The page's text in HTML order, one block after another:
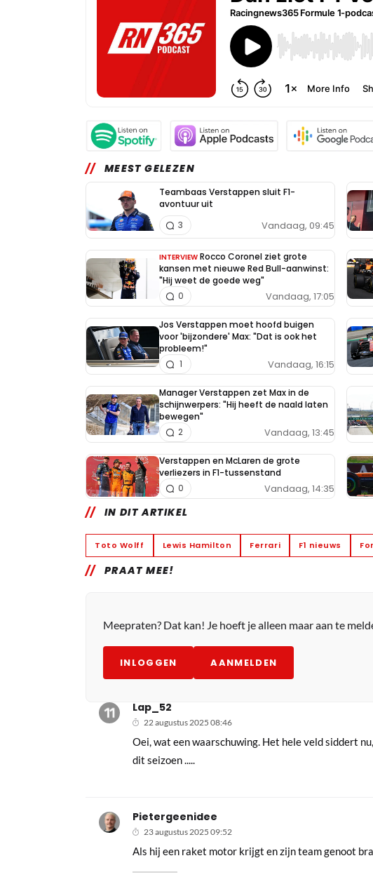
MEEST GELEZEN
Teambaas Verstappen sluit F1-
avontuur uit
Vandaag, 09:45
3
INTERVIEW Rocco Coronel ziet grote
kansen met nieuwe Red Bull-aanwinst:
"Hij weet de goede weg"
Vandaag, 17:05
0
Jos Verstappen moet hoofd buigen
voor 'bijzondere' Max: "Dat is ook het
probleem!"
Vandaag, 16:15
1
Manager Verstappen zet Max in de
schijnwerpers: "Hij heeft de naald laten
bewegen"
Vandaag, 13:45
2
Verstappen en McLaren de grote
verliezers in F1-tussenstand
Vandaag, 14:35
0
IN DIT ARTIKEL
Toto Wolff Lewis Hamilton Ferrari F1 nieuws
PRAAT MEE!
Meepraten? Dat kan! Je hoeft je alleen maar aan te
INLOGGEN AANMELDEN
Lap_52
22 augustus 2025 08:46
Oei, wat een waarschuwing. Het hele veld siddert
dit seizoen .....
Pietergeenidee
23 augustus 2025 09:52
Als hij een raket motor krijgt en zijn team genoot